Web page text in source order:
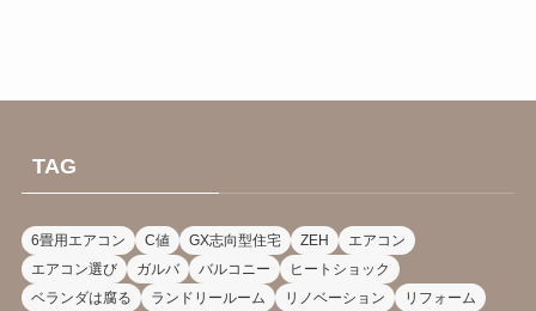
TAG
6畳用エアコン C値 GX志向型住宅 ZEH
エアコン
エアコン選び
ガルバ バルコニー
ヒートショック
ベランダは腐る
ランドリールーム リノベーション
リフォーム